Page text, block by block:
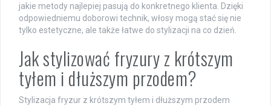
jakie metody najlepiej pasują do konkretnego klienta. Dzięki
odpowiedniemu doborowi technik, włosy mogą stać się nie
tylko estetyczne, ale także łatwe do stylizacji na co dzień.
Jak stylizować fryzury z krótszym
tyłem i dłuższym przodem?
Stylizacja fryzur z krótszym tyłem i dłuższym przodem